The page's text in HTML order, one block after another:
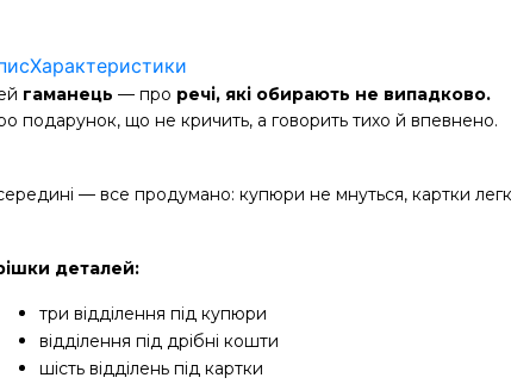
Характеристики
гаманець — про речі, які обирають не випадково.
подарунок, що не кричить, а говорить тихо й впевнено.
— все продумано: купюри не мнуться, картки
деталей:
три відділення під купюри
відділення під дрібні кошти
шість відділень під картки